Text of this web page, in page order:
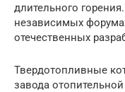
длительного
независимых
отечественных
Твердотопливные
завода